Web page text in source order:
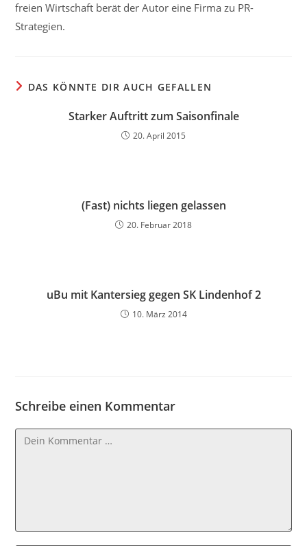
freien Wirtschaft berät der Autor eine Firma zu PR-
Strategien.
DAS KÖNNTE DIR AUCH GEFALLEN
Starker Auftritt zum Saisonfinale
20. April 2015
(Fast) nichts liegen gelassen
20. Februar 2018
uBu mit Kantersieg gegen SK Lindenhof 2
10. März 2014
Schreibe einen Kommentar
Kommentar